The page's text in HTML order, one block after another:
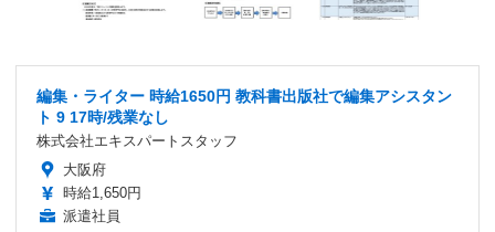
編集・ライター 時給1650円 教科書出版社で編集アシスタン
ト 9 17時/残業なし
株式会社エキスパートスタッフ
大阪府
時給1,650円
派遣社員